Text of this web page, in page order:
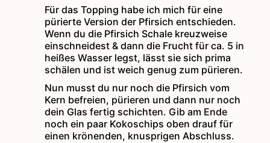
Für das Topping habe ich mich für eine
pürierte Version der Pfirsich entschieden.
Wenn du die Pfirsich Schale kreuzweise
einschneidest & dann die Frucht für ca. 5 in
heißes Wasser legst, lässt sie sich prima
schälen und ist weich genug zum pürieren.
Nun musst du nur noch die Pfirsich vom
Kern befreien, pürieren und dann nur noch
dein Glas fertig schichten. Gib am Ende
noch ein paar Kokoschips oben drauf für
einen krönenden, knusprigen Abschluss.